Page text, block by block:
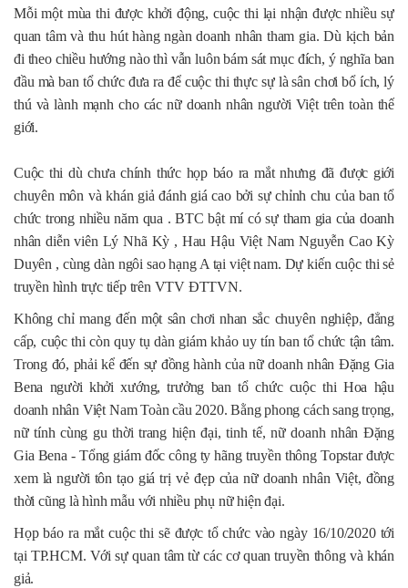
Mỗi một mùa thi được khởi động, cuộc thi lại nhận được nhiều sự
quan tâm và thu hút hàng ngàn doanh nhân tham gia. Dù kịch bản
đi theo chiều hướng nào thì vẫn luôn bám sát mục đích, ý nghĩa ban
đầu mà ban tổ chức đưa ra để cuộc thi thực sự là sân chơi bổ ích, lý
thú và lành mạnh cho các nữ doanh nhân người Việt trên toàn thế
giới.
Cuộc thi dù chưa chính thức họp báo ra mắt nhưng đã được giới
chuyên môn và khán giả đánh giá cao bởi sự chỉnh chu của ban tổ
chức trong nhiều năm qua . BTC bật mí có sự tham gia của doanh
nhân diễn viên Lý Nhã Kỳ , Hau Hậu Việt Nam Nguyễn Cao Kỳ
Duyên , cùng dàn ngôi sao hạng A tại việt nam. Dự kiến cuộc thi sẻ
truyền hình trực tiếp trên VTV ĐTTVN.
Không chỉ mang đến một sân chơi nhan sắc chuyên nghiệp, đẳng
cấp, cuộc thi còn quy tụ dàn giám khảo uy tín ban tổ chức tận tâm.
Trong đó, phải kể đến sự đồng hành của nữ doanh nhân Đặng Gia
Bena người khởi xướng, trưởng ban tổ chức cuộc thi Hoa hậu
doanh nhân Việt Nam Toàn cầu 2020. Bằng phong cách sang trọng,
nữ tính cùng gu thời trang hiện đại, tinh tế, nữ doanh nhân Đặng
Gia Bena - Tổng giám đốc công ty hãng truyền thông Topstar được
xem là người tôn tạo giá trị vẻ đẹp của nữ doanh nhân Việt, đồng
thời cũng là hình mẫu với nhiều phụ nữ hiện đại.
Họp báo ra mắt cuộc thi sẽ được tổ chức vào ngày 16/10/2020 tới
tại TP.HCM. Với sự quan tâm từ các cơ quan truyền thông và khán
giả.